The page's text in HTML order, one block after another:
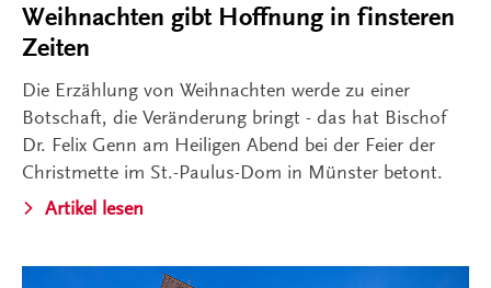
Weihnachten gibt Hoffnung in finsteren
Zeiten
Die Erzählung von Weihnachten werde zu einer
Botschaft, die Veränderung bringt - das hat Bischof
Dr. Felix Genn am Heiligen Abend bei der Feier der
Christmette im St.-Paulus-Dom in Münster betont.
Artikel lesen